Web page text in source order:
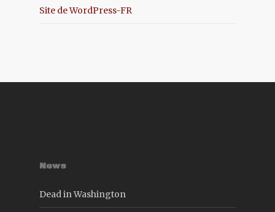
Site de WordPress-FR
News
Dead in Washington